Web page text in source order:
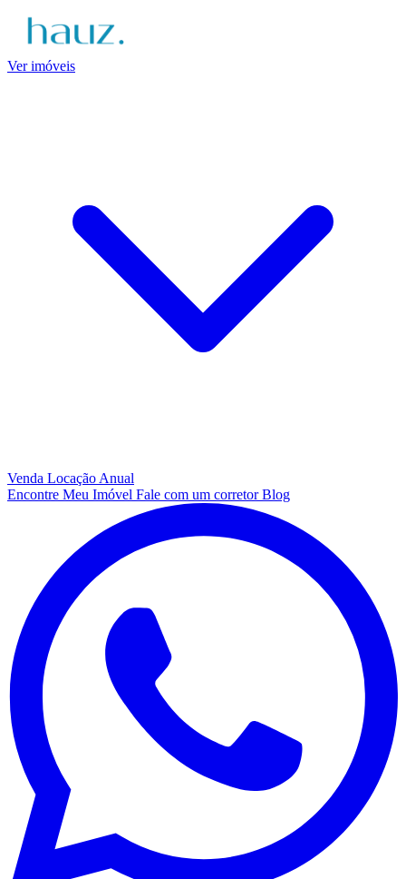
Ver imóveis
Venda Locação Anual
Encontre Meu Imóvel Fale com um corretorBlog